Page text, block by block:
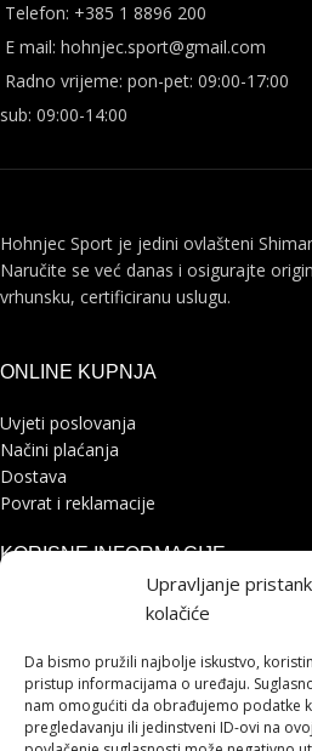
Upravljanje
kolačiće
Da bismo pružili najbolje iskustvo,
pristup informacijama o uređaju.
nam omogućiti da obrađujemo podatke
pregledavanju ili jedinstveni ID-ovi na
Telefon: +385 1 8896 200
E mail: hohnjec.sport@gmail.com
Radno vrijeme: pon-pet: 09:00-17:00
sub: 09:00-14:00
Hohnjec Sport je jedini ovlašteni
Naručite se već danas i osigurajte
vrhunsku, certificiranu uslugu.
ONLINE KUPNJA
Uvjeti poslovanja
Načini plaćanja
Dostava
Povrat i reklamacije
KORISNE INFORMACIJE
Zaštita osobnih podataka
Pohvale i prigovori
Platforma za online rješavanje sporova
STRANICE